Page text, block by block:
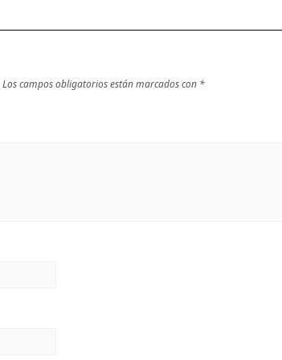
Los campos obligatorios están marcados con *